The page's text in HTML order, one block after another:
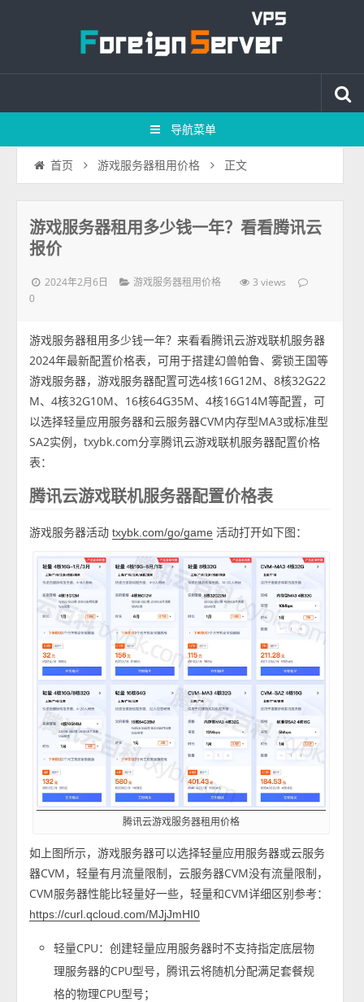
导航菜单
首页 游戏服务器租用价格 正文
游戏服务器租用多少钱一年？看看腾讯云
报价
2024年2月6日 游戏服务器租用价格 3 views
0
游戏服务器租用多少钱一年？来看看腾讯云游戏联机服务器
2024年最新配置价格表，可用于搭建幻兽帕鲁、雾锁王国等
游戏服务器，游戏服务器配置可选4核16G12M、8核32G22
M、4核32G10M、16核64G35M、4核16G14M等配置，可
以选择轻量应用服务器和云服务器CVM内存型MA3或标准型
SA2实例，txybk.com分享腾讯云游戏联机服务器配置价格
表：
腾讯云游戏联机服务器配置价格表
游戏服务器活动txybk.com/go/game 活动打开如下图：
腾讯云游戏服务器租用价格
如上图所示，游戏服务器可以选择轻量应用服务器或云服务
器CVM，轻量有月流量限制，云服务器CVM没有流量限制，
CVM服务器性能比轻量好一些，轻量和CVM详细区别参考：
https://curl.qcloud.com/MJjJmHI0
轻量CPU：创建轻量应用服务器时不支持指定底层物
理服务器的CPU型号，腾讯云将随机分配满足套餐规
格的物理CPU型号；